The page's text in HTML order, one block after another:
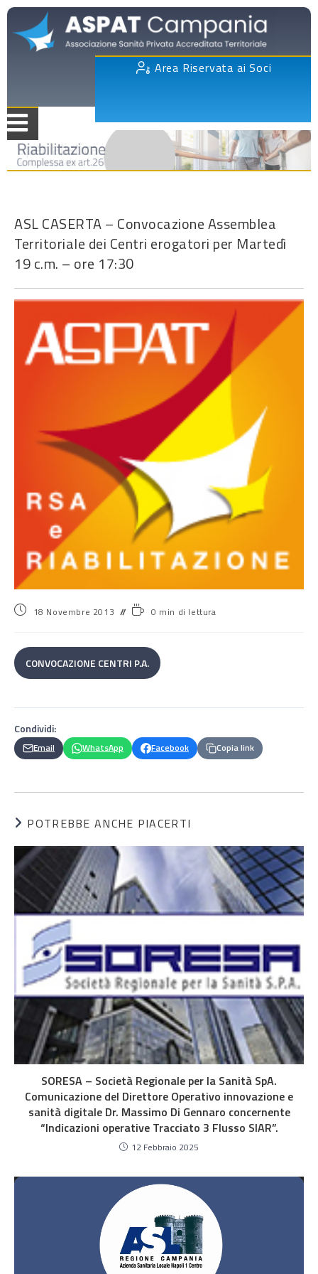
Area Riservata ai Soci
ASL CASERTA – Convocazione Assemblea
Territoriale dei Centri erogatori per Martedì
19 c.m. – ore 17:30
18 Novembre 2013 0 min di lettura
CONVOCAZIONE CENTRI P.A.
Condividi:
Email WhatsApp Facebook Copia link
POTREBBE ANCHE PIACERTI
SORESA – Società Regionale per la Sanità SpA.
Comunicazione del Direttore Operativo innovazione e
sanità digitale Dr. Massimo Di Gennaro concernente
“Indicazioni operative Tracciato 3 Flusso SIAR”.
12 Febbraio 2025